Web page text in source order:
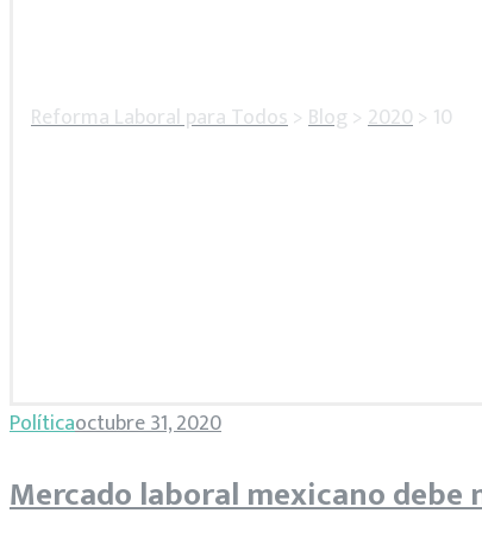
Reforma Laboral para Todos> Blog > 2020> 10
Mes:
octubre
Políticaoctubre 31, 2020
Mercado laboral mexicano